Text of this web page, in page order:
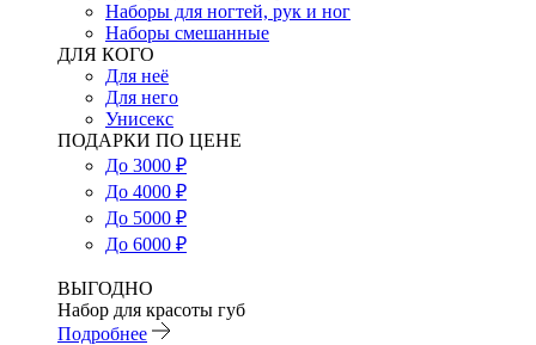
Наборы для ногтей, рук и ног
Наборы смешанные
ДЛЯ КОГО
Для неё
Для него
Унисекс
ПОДАРКИ ПО ЦЕНЕ
До 3000 ₽
До 4000 ₽
До 5000 ₽
До 6000 ₽
ВЫГОДНО
Набор для красоты губ
Подробнее